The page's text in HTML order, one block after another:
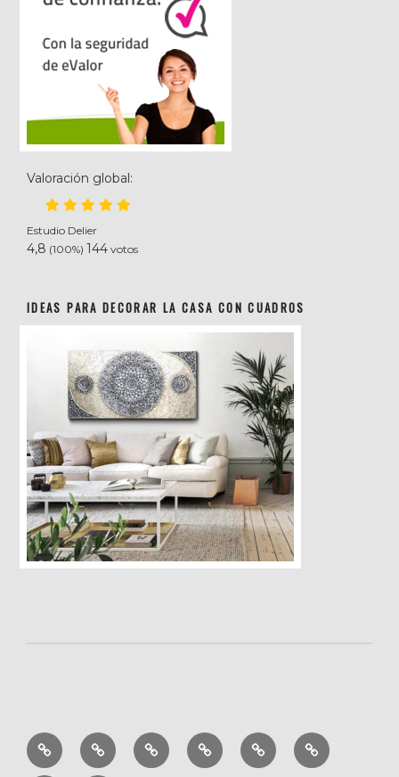
Valoración global:
Estudio Delier
4,8 (100%) 144 votos
IDEAS PARA DECORAR LA CASA CON CUADROS
Cuadros
por
Aromaterapia
zen
DecoraciónMueblesRegalo
original
Ofertas